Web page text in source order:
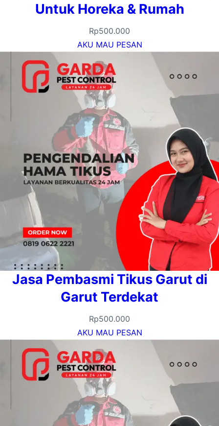
Untuk Horeka & Rumah
Rp500.000
AKU MAU PESAN
Jasa Pembasmi Tikus Garut di
Garut Terdekat
Rp500.000
AKU MAU PESAN